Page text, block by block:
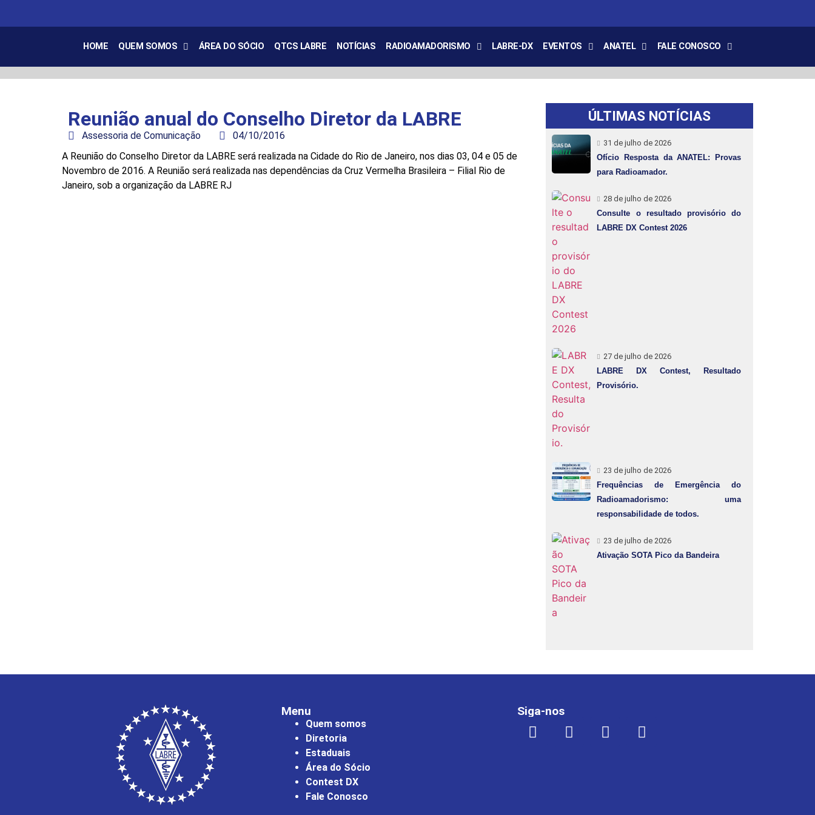
HOME QUEM SOMOS ÁREA DO SÓCIO QTCS LABRE NOTÍCIAS RADIOAMADORISMO LABRE-DX EVENTOS ANATEL FALE CONOSCO
Reunião anual do Conselho Diretor da LABRE
Assessoria de Comunicação
04/10/2016
A Reunião do Conselho Diretor da LABRE será realizada na Cidade do Rio de Janeiro, nos dias 03, 04 e 05 de
Novembro de 2016. A Reunião será realizada nas dependências da Cruz Vermelha Brasileira – Filial Rio de
Janeiro, sob a organização da LABRE RJ
ÚLTIMAS NOTÍCIAS
31 de julho de 2026
Ofício Resposta da ANATEL: Provas
para Radioamador.
28 de julho de 2026
Consulte o resultado provisório do
LABRE DX Contest 2026
27 de julho de 2026
LABRE DX Contest, Resultado
Provisório.
23 de julho de 2026
Frequências de Emergência do
Radioamadorismo: uma
responsabilidade de todos.
23 de julho de 2026
Ativação SOTA Pico da Bandeira
Menu
Quem somos
Diretoria
Estaduais
Área do Sócio
Contest DX
Fale Conosco
Siga-nos